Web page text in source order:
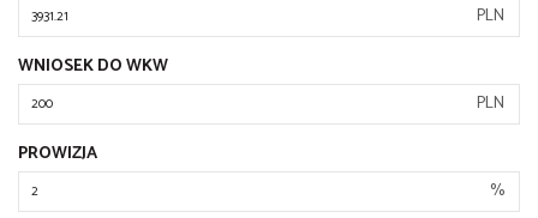
PLN
WNIOSEK DO WKW
PLN
PROWIZJA
%